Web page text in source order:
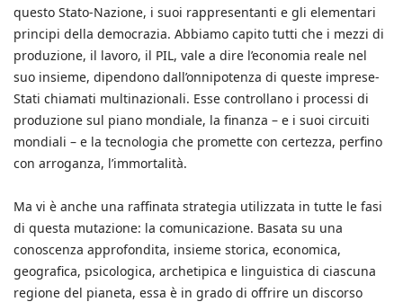
questo Stato-Nazione, i suoi rappresentanti e gli elementari
principi della democrazia. Abbiamo capito tutti che i mezzi di
produzione, il lavoro, il PIL, vale a dire l’economia reale nel
suo insieme, dipendono dall’onnipotenza di queste imprese-
Stati chiamati multinazionali. Esse controllano i processi di
produzione sul piano mondiale, la finanza – e i suoi circuiti
mondiali – e la tecnologia che promette con certezza, perfino
con arroganza, l’immortalità.
Ma vi è anche una raffinata strategia utilizzata in tutte le fasi
di questa mutazione: la comunicazione. Basata su una
conoscenza approfondita, insieme storica, economica,
geografica, psicologica, archetipica e linguistica di ciascuna
regione del pianeta, essa è in grado di offrire un discorso